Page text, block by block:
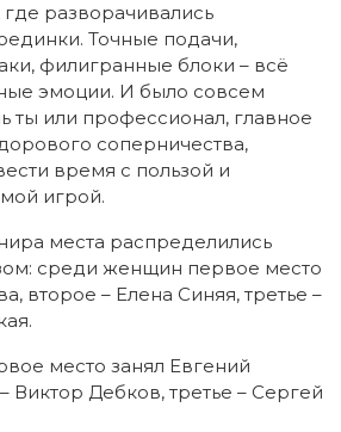
разворачивались
Точные подачи,
филигранные блоки – всё
эмоции. И было совсем
ты или профессионал, главное
соперничества,
время с пользой и
игрой.
места распределились
среди женщин первое место
второе – Елена Синяя, третье –
место занял Евгений
Виктор Дебков, третье – Сергей